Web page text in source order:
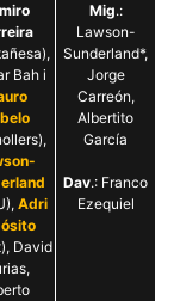
Bah i
Adri
David
Mig.:
Lawson-
Sunderland*,
Jorge
Carreón,
Albertito
García
Dav.: Franco
Ezequiel